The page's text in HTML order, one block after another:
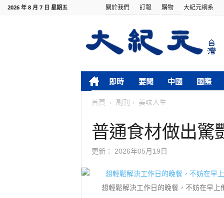
2026 年 8 月 7 日 星期五 關於我們 訂報 購物 大紀元網系
即時 要聞 中國 國際
首頁 副刊 美味人生
普通食材做出驚
更新： 2026年05月19日
想輕鬆解決工作日的晚餐，不妨在早